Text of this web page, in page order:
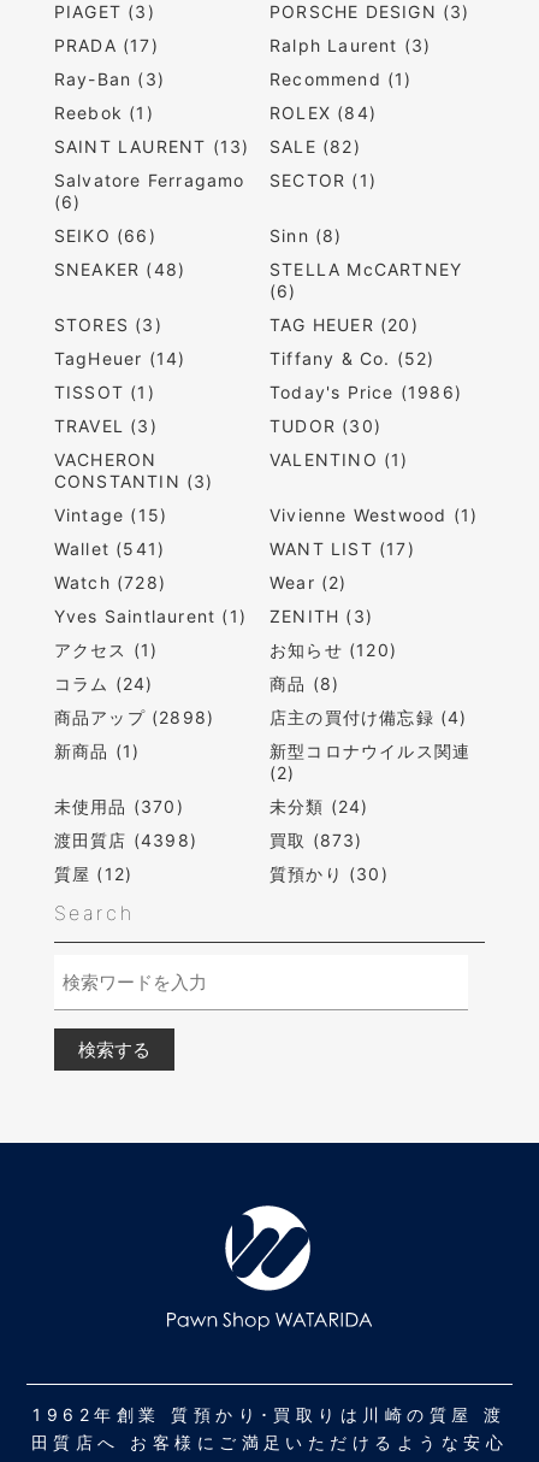
PIAGET (3)
PORSCHE DESIGN (3)
PRADA (17)
Ralph Laurent (3)
Ray-Ban (3)
Recommend (1)
Reebok (1)
ROLEX (84)
SAINT LAURENT (13)
SALE (82)
Salvatore Ferragamo
(6)
SECTOR (1)
SEIKO (66)
Sinn (8)
SNEAKER (48)
STELLA McCARTNEY
(6)
STORES (3)
TAG HEUER (20)
TagHeuer (14)
Tiffany & Co. (52)
TISSOT (1)
Today's Price (1986)
TRAVEL (3)
TUDOR (30)
VACHERON
CONSTANTIN (3)
VALENTINO (1)
Vintage (15)
Vivienne Westwood (1)
Wallet (541)
WANT LIST (17)
Watch (728)
Wear (2)
Yves Saintlaurent (1)
ZENITH (3)
アクセス (1)
お知らせ (120)
コラム (24)
商品 (8)
商品アップ (2898)
店主の買付け備忘録 (4)
新商品 (1)
新型コロナウイルス関連
(2)
未使用品 (370)
未分類 (24)
渡田質店 (4398)
買取 (873)
質屋 (12)
質預かり (30)
Search
1962年創業 質預かり･買取りは川崎の質屋 渡
田質店へ お客様にご満足いただけるような安心